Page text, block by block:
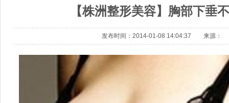
(1)免开刀光波汽化除皱术
【株洲整形美容】胸部下垂
发布时间：2014-01-08 14:04:37 来源：